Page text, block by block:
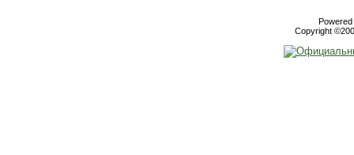
Copyright